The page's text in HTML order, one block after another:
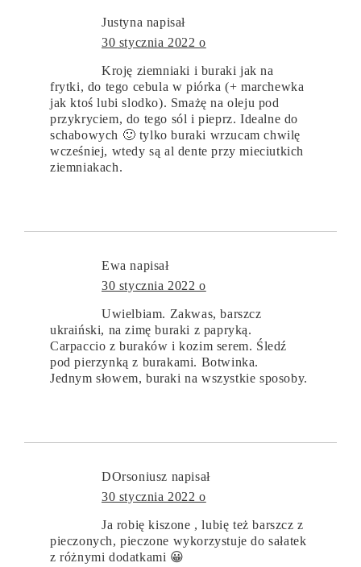
Justyna napisał
30 stycznia 2022 o
Kroję ziemniaki i buraki jak na
frytki, do tego cebula w piórka (+ marchewka
jak ktoś lubi slodko). Smażę na oleju pod
przykryciem, do tego sól i pieprz. Idealne do
schabowych 🙂 tylko buraki wrzucam chwilę
wcześniej, wtedy są al dente przy mieciutkich
ziemniakach.
Ewa napisał
30 stycznia 2022 o
Uwielbiam. Zakwas, barszcz
ukraiński, na zimę buraki z papryką.
Carpaccio z buraków i kozim serem. Śledź
pod pierzynką z burakami. Botwinka.
Jednym słowem, buraki na wszystkie sposoby.
DOrsoniusz napisał
30 stycznia 2022 o
Ja robię kiszone , lubię też barszcz z
pieczonych, pieczone wykorzystuje do sałatek
z różnymi dodatkami 😀